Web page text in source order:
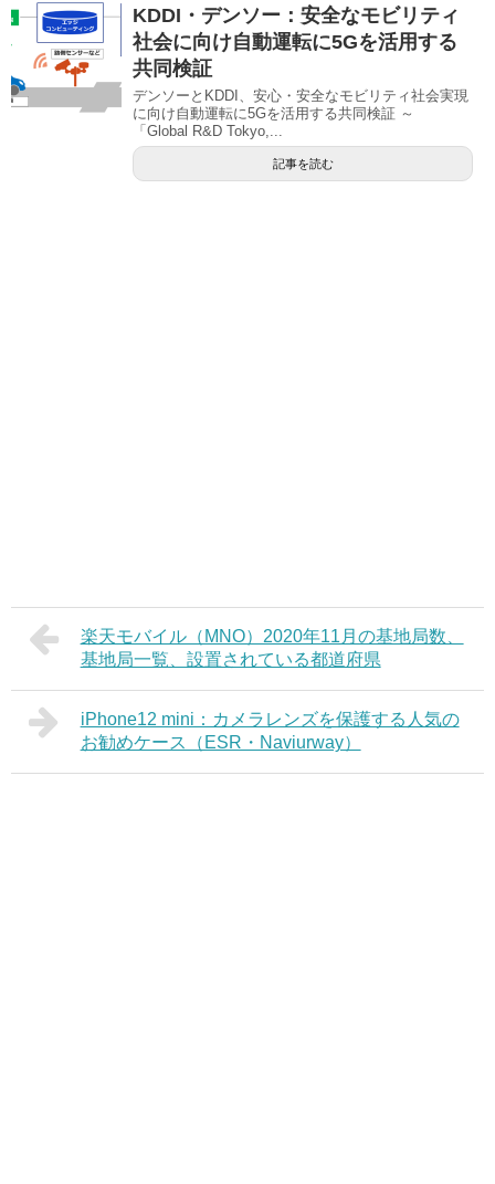
KDDI・デンソー：安全なモビリティ
社会に向け自動運転に5Gを活用する
共同検証
デンソーとKDDI、安心・安全なモビリティ社会実現
に向け自動運転に5Gを活用する共同検証 ～
「Global R&D Tokyo,...
記事を読む
楽天モバイル（MNO）2020年11月の基地局数、
基地局一覧、設置されている都道府県
iPhone12 mini：カメラレンズを保護する人気の
お勧めケース（ESR・Naviurway）